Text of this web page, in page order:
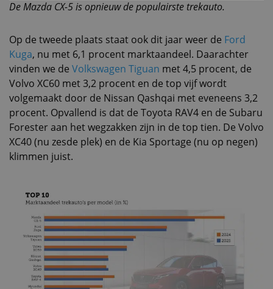
De Mazda CX-5 is opnieuw de populairste trekauto.
Op de tweede plaats staat ook dit jaar weer de Ford
Kuga, nu met 6,1 procent marktaandeel. Daarachter
vinden we de Volkswagen Tiguan met 4,5 procent, de
Volvo XC60 met 3,2 procent en de top vijf wordt
volgemaakt door de Nissan Qashqai met eveneens 3,2
procent. Opvallend is dat de Toyota RAV4 en de Subaru
Forester aan het wegzakken zijn in de top tien. De Volvo
XC40 (nu zesde plek) en de Kia Sportage (nu op negen)
klimmen juist.